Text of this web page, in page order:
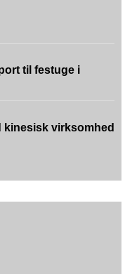
til festuge i
kinesisk virksomhed